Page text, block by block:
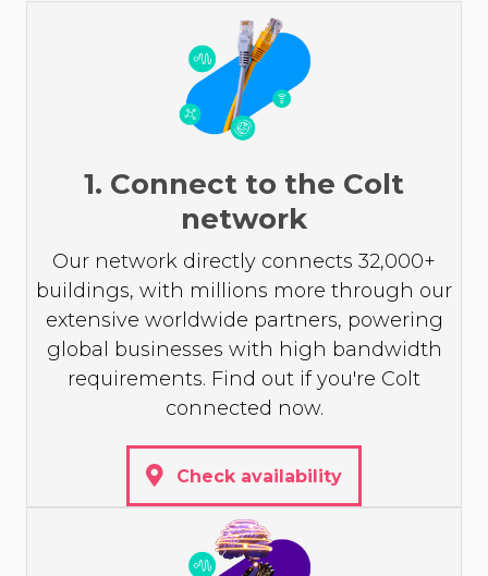
1. Connect to the Colt
network
Our network directly connects 32,000+
buildings, with millions more through our
extensive worldwide partners, powering
global businesses with high bandwidth
requirements. Find out if you're Colt
connected now.
Check availability